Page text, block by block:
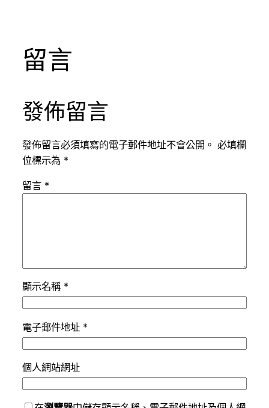
留言
發佈留言
發佈留言必須填寫的電子郵件地址不會公開。 必填欄
位標示為 *
留言 *
顯示名稱 *
電子郵件地址 *
個人網站網址